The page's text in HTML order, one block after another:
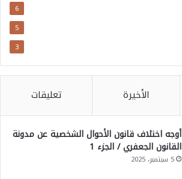
6
5
3
الأخيرة تعليقات
أوجه اختلاف قانون الأحوال الشخصية عن مدونة
القانون الجعفري / الجزء 1
5 سبتمبر، 2025